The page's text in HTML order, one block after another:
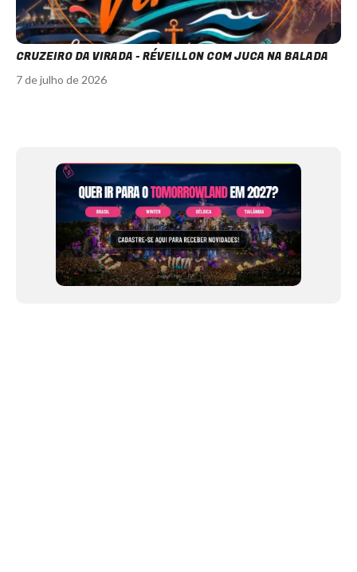
CRUZEIRO DA VIRADA - RÉVEILLON COM JUCA NA BALADA
7 de julho de 2026